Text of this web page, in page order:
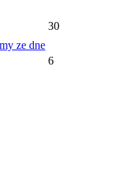
ze dne
30
6